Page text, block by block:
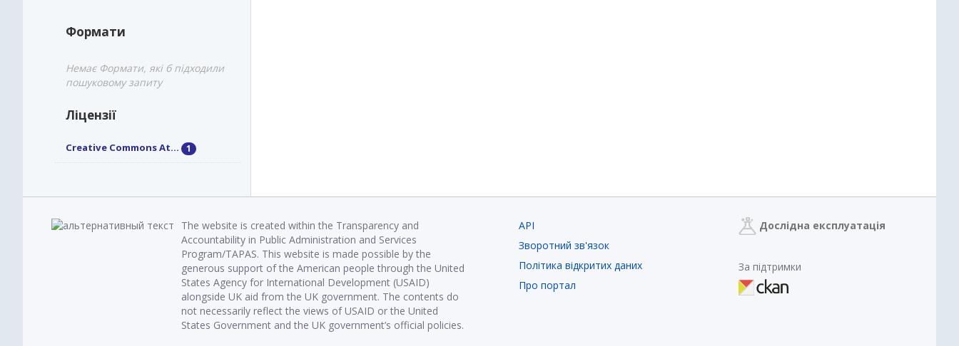
Формати
Немає Формати, які б підходили
пошуковому запиту
Ліцензії
Creative Commons At... 1
The website is created within the Transparency and
Accountability in Public Administration and Services
Program/TAPAS. This website is made possible by the
generous support of the American people through the United
States Agency for International Development (USAID)
alongside UK aid from the UK government. The contents do
not necessarily reflect the views of USAID or the United
States Government and the UK government’s official policies.
API
Зворотний зв'язок
Політика відкритих даних
Про портал
Дослідна експлуатація
За підтримки